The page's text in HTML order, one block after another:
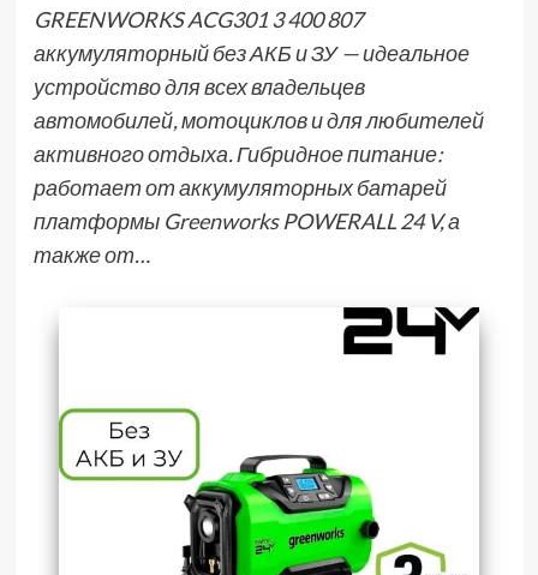
GREENWORKS ACG301 3 400 807
аккумуляторный без АКБ и ЗУ — идеальное
устройство для всех владельцев
автомобилей, мотоциклов и для любителей
активного отдыха. Гибридное питание:
работает от аккумуляторных батарей
платформы Greenworks POWERALL 24 V, а
также от…